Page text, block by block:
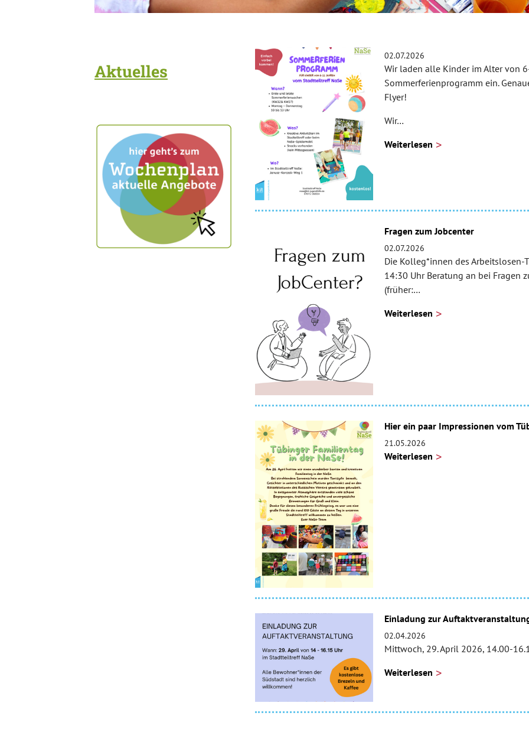
Aktuelles
02.07.2026
Wir laden alle Kinder im Alter von
Sommerferienprogramm ein.
Flyer!
Wir…
Weiterlesen
Fragen zum Jobcenter
02.07.2026
Die Kolleg*innen des Arbeitslosen-
14:30 Uhr Beratung an bei Fragen
(früher:…
Weiterlesen
Hier ein paar Impressionen vom
21.05.2026
Weiterlesen
Einladung zur
02.04.2026
Mittwoch, 29. April 2026, 14.00-
Weiterlesen